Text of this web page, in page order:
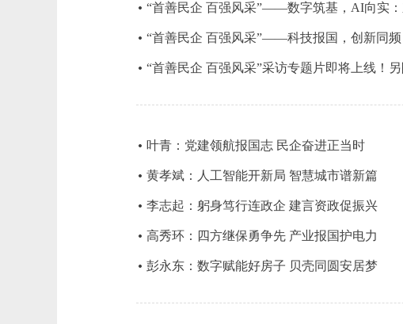
“首善民企 百强风采”——数字筑基，AI向实
“首善民企 百强风采”——科技报国，创新同
“首善民企 百强风采”采访专题片即将上线！
叶青：党建领航报国志 民企奋进正当时
黄孝斌：人工智能开新局 智慧城市谱新篇
李志起：躬身笃行连政企 建言资政促振兴
高秀环：四方继保勇争先 产业报国护电力
彭永东：数字赋能好房子 贝壳同圆安居梦